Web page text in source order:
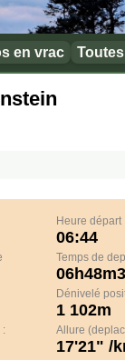
en vrac
Heure départ
06:44
Temps de
Dénivelé
1 102m
: Allure
17'21" /